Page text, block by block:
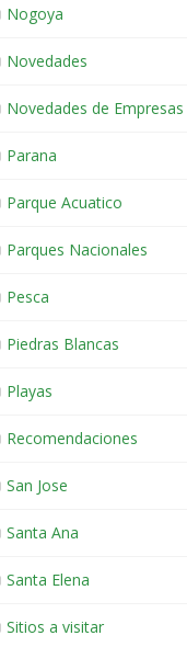
Nogoya
Novedades
Novedades de Empresas
Parana
Parque Acuatico
Parques Nacionales
Pesca
Piedras Blancas
Playas
Recomendaciones
San Jose
Santa Ana
Santa Elena
Sitios a visitar